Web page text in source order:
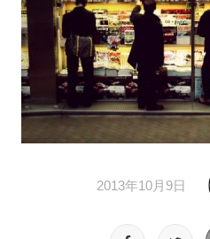
2013年10月9日